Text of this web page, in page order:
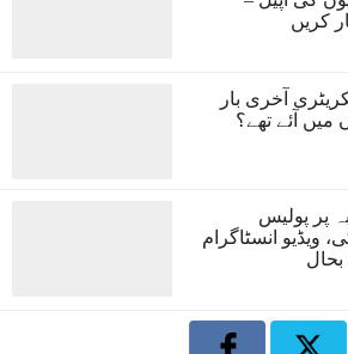
آخری بار
آئے تھے؟
پر پولیس
ویڈیو انسٹاگرام
بحال